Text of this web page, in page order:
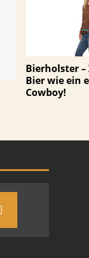
Bierholster –
Bier wie ein
Cowboy!